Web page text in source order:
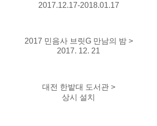
2017.12.17-2018.01.17
2017 민음사 브릿G 만남의 밤 >
2017. 12. 21
대전 한밭대 도서관 >
상시 설치